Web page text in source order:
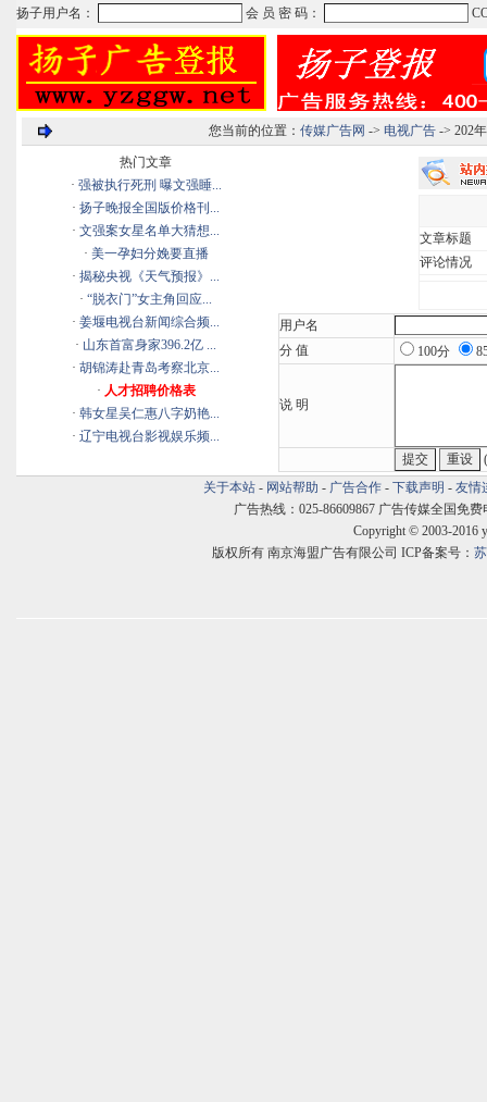
您当前的位置： 传媒广告网 -> 电视广告-> 202
热门文章
· 强被执行死刑 曝文强睡...
· 扬子晚报全国版价格刊...
· 文强案女星名单大猜想...
· 美一孕妇分娩要直播
· 揭秘央视《天气预报》...
· “脱衣门”女主角回应...
· 姜堰电视台新闻综合频...
· 山东首富身家396.2亿 ...
· 胡锦涛赴青岛考察北京...
· 人才招聘价格表
· 韩女星吴仁惠八字奶艳...
· 辽宁电视台影视娱乐频...
文章标题
评论情况
用户名
分 值
100分
说 明
关于本站 - 网站帮助 - 广告合作 - 下载声明 - 友情
广告热线：025-86609867 广告传媒全国免费
Copyright © 2003-2016
版权所有 南京海盟广告有限公司 ICP备案号：